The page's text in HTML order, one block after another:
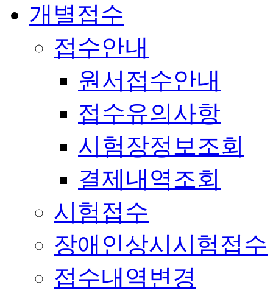
개별접수
접수안내
원서접수안내
접수유의사항
시험장정보조회
결제내역조회
시험접수
장애인상시시험접수
접수내역변경